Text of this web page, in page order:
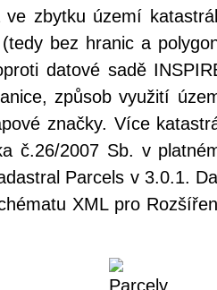
zbytku území
bez hranic a
datové sadě
způsob využití
značky. Více
č.26/2007 Sb. v
Parcels v 3.0.1.
XML pro